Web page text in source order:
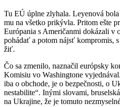
Tu EÚ úplne zlyhala. Leyenová
mu na všetko prikývla. Pritom ešte
Európania s Američanmi dokázali v
pohádať a potom nájsť kompromis,
žiť.
Čo sa zmenilo, naznačil európsky
Komisiu vo Washingtone
iba o obchode, je o bezpečnosti, o
nestabilite“. Inými slovami,
na Ukrajine, že je tomuto